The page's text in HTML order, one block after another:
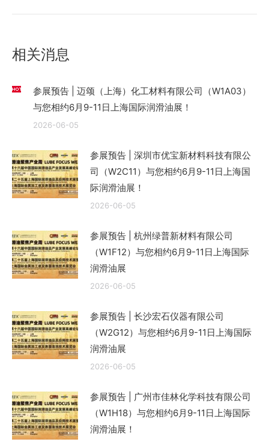
相关消息
参展预告 | 迈颂（上海）化工材料有限公司（W1A03）
与您相约6月9-11日上海国际润滑油展！
2026-06-05
参展预告 | 深圳市优宝新材料科技有限公
司（W2C11）与您相约6月9-11日上海国
际润滑油展！
2026-06-05
参展预告 | 杭州绿普新材料有限公司
（W1F12）与您相约6月9-11日上海国际
润滑油展
2026-06-05
参展预告 | 长沙宏石仪器有限公司
（W2G12）与您相约6月9-11日上海国际
润滑油展
2026-06-05
参展预告 | 广州市佳林化学科技有限公司
（W1H18）与您相约6月9-11日上海国际
润滑油展！